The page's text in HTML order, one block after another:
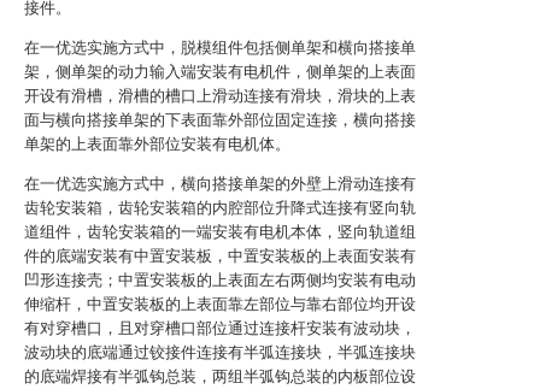
接件。
在一优选实施方式中，脱模组件包括侧单架和横向搭接单
架，侧单架的动力输入端安装有电机件，侧单架的上表面
开设有滑槽，滑槽的槽口上滑动连接有滑块，滑块的上表
面与横向搭接单架的下表面靠外部位固定连接，横向搭接
单架的上表面靠外部位安装有电机体。
在一优选实施方式中，横向搭接单架的外壁上滑动连接有
齿轮安装箱，齿轮安装箱的内腔部位升降式连接有竖向轨
道组件，齿轮安装箱的一端安装有电机本体，竖向轨道组
件的底端安装有中置安装板，中置安装板的上表面安装有
凹形连接壳；中置安装板的上表面左右两侧均安装有电动
伸缩杆，中置安装板的上表面靠左部位与靠右部位均开设
有对穿槽口，且对穿槽口部位通过连接杆安装有波动块，
波动块的底端通过铰接件连接有半弧连接块，半弧连接块
的底端焊接有半弧钩总装，两组半弧钩总装的内板部位设